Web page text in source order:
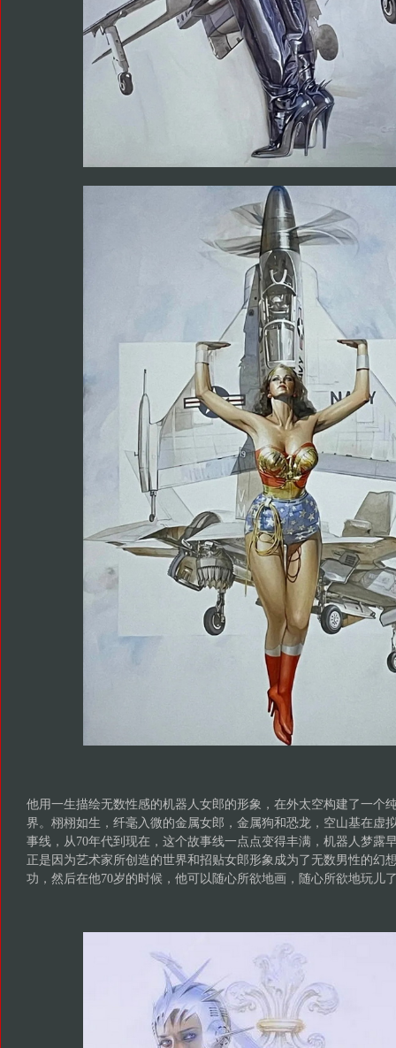
他用一生描绘无数性感的机器人女郎的形象，在外太空构建了一个
界。栩栩如生，纤毫入微的金属女郎，金属狗和恐龙，空山基在虚
事线，从70年代到现在，这个故事线一点点变得丰满，机器人梦露
正是因为艺术家所创造的世界和招贴女郎形象成为了无数男性的幻
功，然后在他70岁的时候，他可以随心所欲地画，随心所欲地玩儿